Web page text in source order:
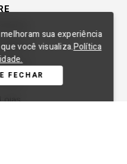
sua experiência
você visualiza.Política
FECHAR
Marca